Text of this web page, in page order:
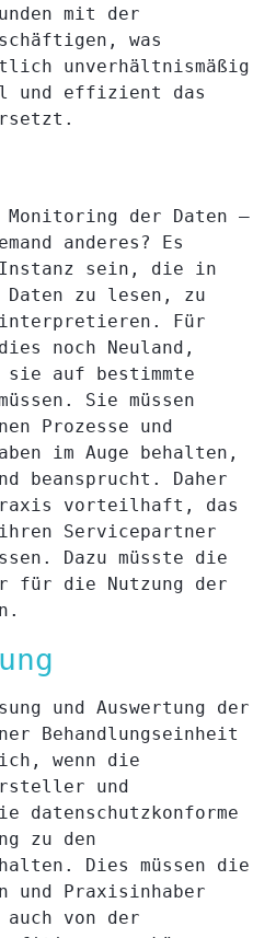
mit der
was
unverhältnismäßig
und effizient das
Monitoring der Daten –
anderes? Es
sein, die in
zu lesen, zu
interpretieren. Für
noch Neuland,
sie auf bestimmte
Sie müssen
Prozesse und
im Auge behalten,
beansprucht. Daher
vorteilhaft, das
Servicepartner
Dazu müsste die
für die Nutzung der
und Auswertung der
Behandlungseinheit
wenn die
und
datenschutzkonforme
zu den
Dies müssen die
und Praxisinhaber
von der